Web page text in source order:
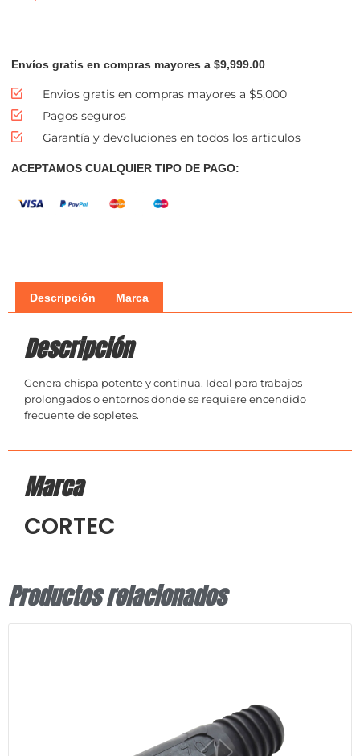
Envíos gratis en compras mayores a $9,999.00
Envios gratis en compras mayores a $5,000
Pagos seguros
Garantía y devoluciones en todos los articulos
ACEPTAMOS CUALQUIER TIPO DE PAGO:
Descripción Marca
Descripción
Genera chispa potente y continua. Ideal para trabajos
prolongados o entornos donde se requiere encendido
frecuente de sopletes.
Marca
CORTEC
Productos relacionados